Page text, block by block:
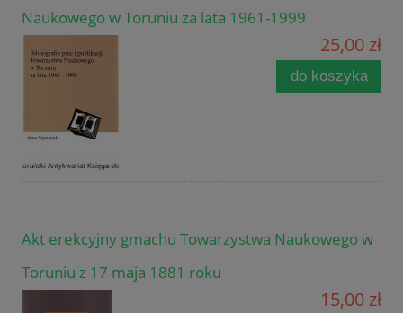
Naukowego w Toruniu za lata 1961-1999
25,00 zł
do koszyka
Akt erekcyjny gmachu Towarzystwa Naukowego w
Toruniu z 17 maja 1881 roku
15,00 zł